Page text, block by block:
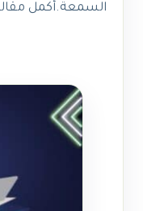
السمعة.أكمل